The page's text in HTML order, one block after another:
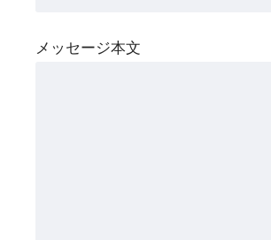
メッセージ本文